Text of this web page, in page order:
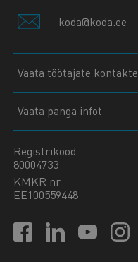
koda@koda.ee
Vaata töötajate kontakte
Vaata panga infot
Registrikood
80004733
KMKR nr
EE100559448